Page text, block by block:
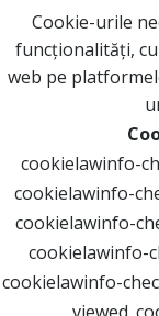
Cookie-urile
funcționalități,
web pe
cookielawinfo-
cookielawinfo-
cookielawinfo-
cookielawinfo-
cookielawinfo-